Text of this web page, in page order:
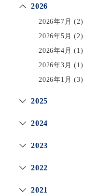
2026
2026年7月 (2)
2026年5月 (2)
2026年4月 (1)
2026年3月 (1)
2026年1月 (3)
2025
2024
2023
2022
2021